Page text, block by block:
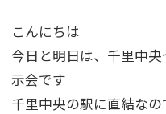
こんにちは
今日と明日は、千里中
示会です
千里中央の駅に直結な